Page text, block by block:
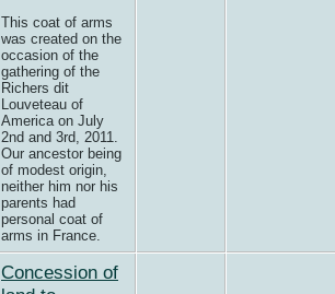
This coat of arms
was created on the
occasion of the
gathering of the
Richers dit
Louveteau of
America on July
2nd and 3rd, 2011.
Our ancestor being
of modest origin,
neither him nor his
parents had
personal coat of
arms in France.
Concession of